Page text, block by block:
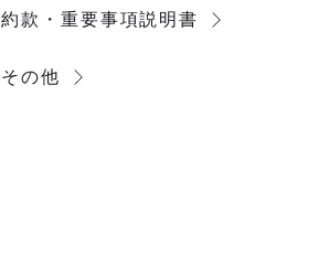
約款・重要事項説明書
その他